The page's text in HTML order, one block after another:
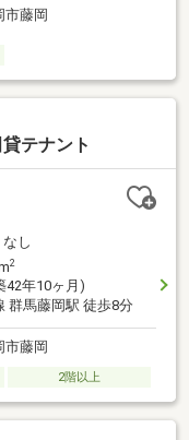
市藤岡
テナント
なし
2
42年10ヶ月)
群馬藤岡駅 徒歩8分
市藤岡
2階以上